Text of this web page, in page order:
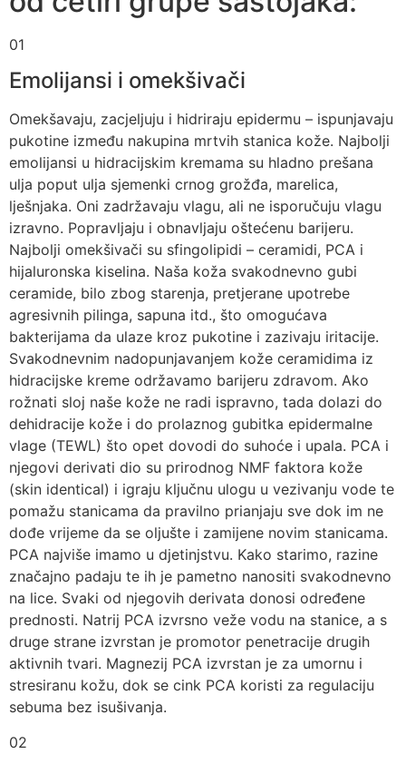
01
Emolijansi i omekšivači
Omekšavaju, zacjeljuju i hidriraju epidermu – ispunjavaju
pukotine između nakupina mrtvih stanica kože. Najbolji
emolijansi u hidracijskim kremama su hladno prešana
ulja poput ulja sjemenki crnog grožđa, marelica,
lješnjaka. Oni zadržavaju vlagu, ali ne isporučuju vlagu
izravno. Popravljaju i obnavljaju oštećenu barijeru.
Najbolji omekšivači su sfingolipidi – ceramidi, PCA i
hijaluronska kiselina. Naša koža svakodnevno gubi
ceramide, bilo zbog starenja, pretjerane upotrebe
agresivnih pilinga, sapuna itd., što omogućava
bakterijama da ulaze kroz pukotine i zazivaju iritacije.
Svakodnevnim nadopunjavanjem kože ceramidima iz
hidracijske kreme održavamo barijeru zdravom. Ako
rožnati sloj naše kože ne radi ispravno, tada dolazi do
dehidracije kože i do prolaznog gubitka epidermalne
vlage (TEWL) što opet dovodi do suhoće i upala. PCA i
njegovi derivati dio su prirodnog NMF faktora kože
(skin identical) i igraju ključnu ulogu u vezivanju vode te
pomažu stanicama da pravilno prianjaju sve dok im ne
dođe vrijeme da se oljušte i zamijene novim stanicama.
PCA najviše imamo u djetinjstvu. Kako starimo, razine
značajno padaju te ih je pametno nanositi svakodnevno
na lice. Svaki od njegovih derivata donosi određene
prednosti. Natrij PCA izvrsno veže vodu na stanice, a s
druge strane izvrstan je promotor penetracije drugih
aktivnih tvari. Magnezij PCA izvrstan je za umornu i
stresiranu kožu, dok se cink PCA koristi za regulaciju
sebuma bez isušivanja.
02